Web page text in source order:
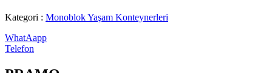
Kategori : Monoblok Yaşam Konteynerleri
WhatAapp
Telefon